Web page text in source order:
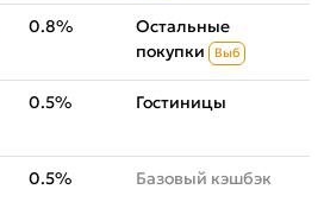
0.8%
Остальные
покупки
Выб
0.5% Гостиницы
0.5% Базовый кэшбэк